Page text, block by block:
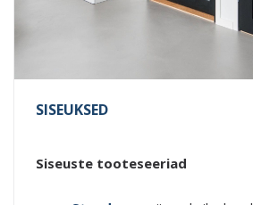
SISEUKSED
Siseuste tooteseeriad